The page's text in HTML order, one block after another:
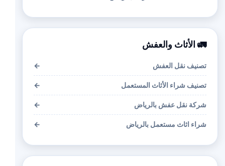
🚛 الأثاث والعفش
تصنيف نقل العفش ←
تصنيف شراء الأثاث المستعمل ←
شركة نقل عفش بالرياض ←
شراء اثاث مستعمل بالرياض ←